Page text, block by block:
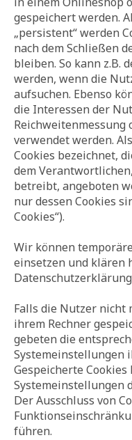
gespeichert werden.
„persistent“ werden
nach dem Schließen
bleiben. So kann z.B.
werden, wenn die
aufsuchen. Ebenso
die Interessen der
Reichweitenmessung
verwendet werden.
Cookies bezeichnet,
dem
betreibt, angeboten
nur dessen Cookies
Cookies“).
Wir können
einsetzen und klären
Falls die Nutzer nicht
ihrem Rechner
gebeten die
Systemeinstellungen
Gespeicherte
Systemeinstellungen
Der Ausschluss von
führen.